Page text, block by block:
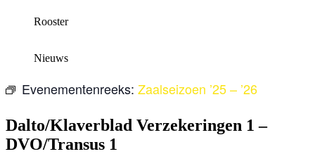
Rooster
Nieuws
Evenementenreeks: Zaalseizoen ’25 – ’26
Dalto/Klaverblad Verzekeringen 1 –
DVO/Transus 1